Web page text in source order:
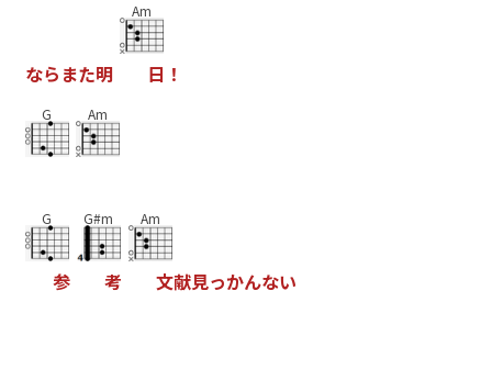
なら また明
Am
日 ！
G Am
G
参
G#m
考
Am
文献見っかんない